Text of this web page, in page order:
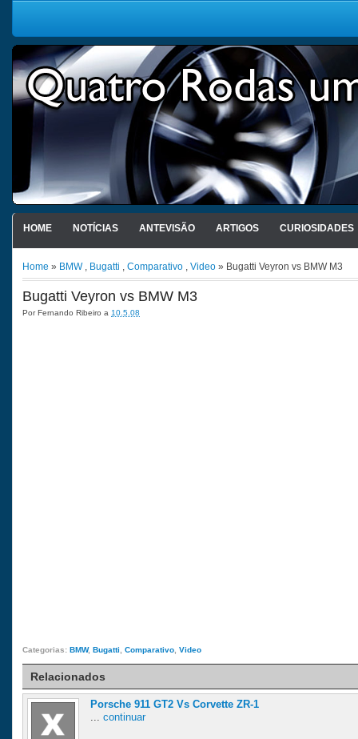
HOME NOTÍCIAS ANTEVISÃO ARTIGOS CURIOSIDADES
Home » BMW, Bugatti , Comparativo , Video » Bugatti Veyron vs BMW M3
Bugatti Veyron vs BMW M3
PorFernando Ribeiro a 10.5.08
Categorias: BMW, Bugatti Comparativo Video
Relacionados
Porsche 911 GT2 Vs Corvette ZR-1
... continuar